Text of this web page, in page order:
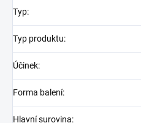
Typ:
Typ produktu:
Účinek:
Forma balení:
Hlavní surovina: